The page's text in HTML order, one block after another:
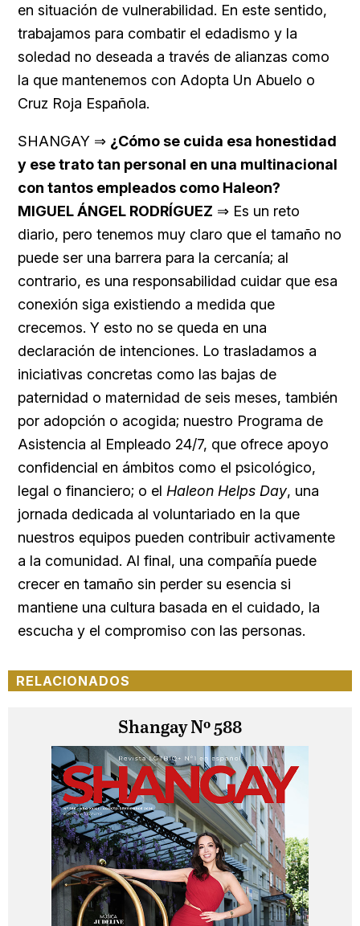
en situación de vulnerabilidad. En este sentido,
trabajamos para combatir el edadismo y la
soledad no deseada a través de alianzas como
la que mantenemos con Adopta Un Abuelo o
Cruz Roja Española.
SHANGAY ⇒ ¿Cómo se cuida esa honestidad
y ese trato tan personal en una multinacional
con tantos empleados como Haleon?
MIGUEL ÁNGEL RODRÍGUEZ ⇒ Es un reto
diario, pero tenemos muy claro que el tamaño no
puede ser una barrera para la cercanía; al
contrario, es una responsabilidad cuidar que esa
conexión siga existiendo a medida que
crecemos. Y esto no se queda en una
declaración de intenciones. Lo trasladamos a
iniciativas concretas como las bajas de
paternidad o maternidad de seis meses, también
por adopción o acogida; nuestro Programa de
Asistencia al Empleado 24/7, que ofrece apoyo
confidencial en ámbitos como el psicológico,
legal o financiero; o el Haleon Helps Day, una
jornada dedicada al voluntariado en la que
nuestros equipos pueden contribuir activamente
a la comunidad. Al final, una compañía puede
crecer en tamaño sin perder su esencia si
mantiene una cultura basada en el cuidado, la
escucha y el compromiso con las personas.
RELACIONADOS
Shangay Nº 588